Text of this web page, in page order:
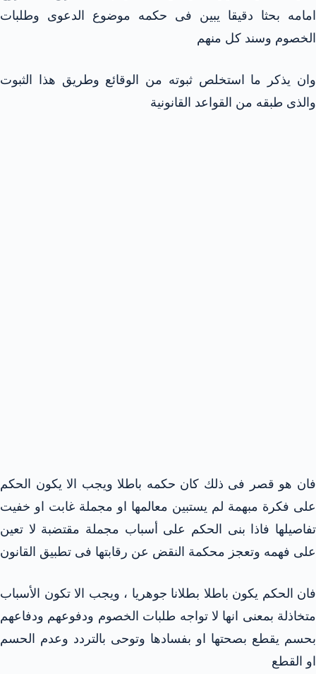
امامه بحثا دقيقا يبين فى حكمه موضوع الدعوى وطلبات
الخصوم وسند كل منهم
وان يذكر ما استخلص ثبوته من الوقائع وطريق هذا الثبوت
والذى طبقه من القواعد القانونية
فان هو قصر فى ذلك كان حكمه باطلا ويجب الا يكون الحكم
على فكرة مبهمة لم يستبين معالمها او مجملة غابت او خفيت
تفاصيلها فاذا بنى الحكم على أسباب مجملة مقتضبة لا تعين
على فهمه وتعجز محكمة النقض عن رقابتها فى تطبيق القانون
فان الحكم يكون باطلا بطلانا جوهريا ، ويجب الا تكون الأسباب
متخاذلة بمعنى انها لا تواجه طلبات الخصوم ودفوعهم ودفاعهم
بحسم يقطع بصحتها او بفسادها وتوحى بالتردد وعدم الحسم
او القطع